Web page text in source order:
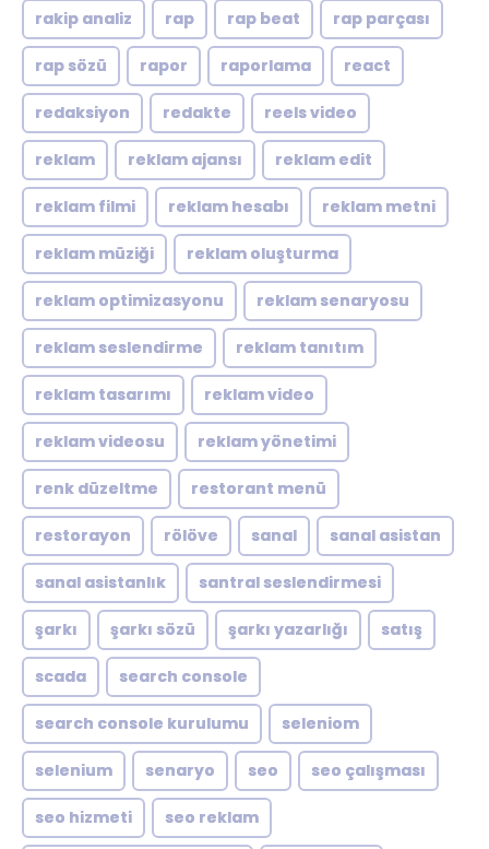
rakip analiz rap rap beat rap parçası
rap sözü rapor raporlama react
redaksiyon redakte reels video
reklam reklam ajansı reklam edit
reklam filmi reklam hesabı reklam metni
reklam müziği reklam oluşturma
reklam optimizasyonu reklam senaryosu
reklam seslendirme reklam tanıtım
reklam tasarımı reklam video
reklam videosu reklam yönetimi
renk düzeltme restorant menü
restorayon rölöve sanal sanal asistan
sanal asistanlık santral seslendirmesi
şarkı şarkı sözü şarkı yazarlığı satış
scada search console
search console kurulumu seleniom
selenium senaryo seo seo çalışması
seo hizmeti seo reklam